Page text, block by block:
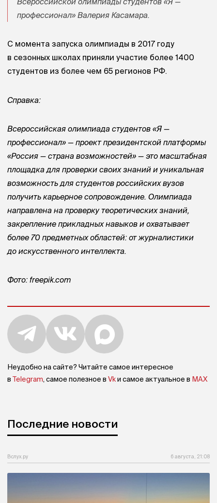
профессионал» Валерия Касамара.
С момента запуска олимпиады в 2017 году
в сезонных школах приняли участие более 1400
студентов из более чем 65 регионов РФ.
Справка:
Всероссийская олимпиада студентов «Я —
профессионал» — проект президентской платформы
«Россия — страна возможностей» — это масштабная
площадка для проверки своих знаний и уникальная
возможность для студентов российских вузов
получить карьерное сопровождение. Олимпиада
направлена на проверку теоретических знаний,
закрепление прикладных навыков и охватывает
более 70 предметных областей: от журналистики
до искусственного интеллекта.
Фото: freepik.com
Неудобно на сайте? Читайте самое интересное
в Telegram, самое полезное в Vkи самое актуальное в MAX
Последние новости
Вслух.ру 6 августа, 21:08